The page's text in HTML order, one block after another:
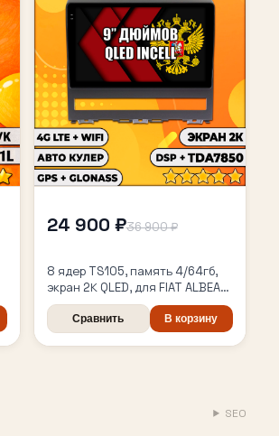
24 900 ₽36 900 ₽
8 ядер TS105, память 4/64гб,
экран 2К QLED, для FIAT ALBEA
(2004-2012), Android
магнитола
Сравнить В корзину
SEO